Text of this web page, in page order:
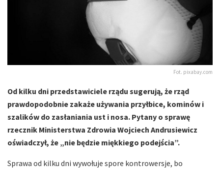
Fot. pixabay.com
Od kilku dni przedstawiciele rządu sugerują, że rząd
prawdopodobnie zakaże używania przyłbice, kominów i
szalików do zasłaniania ust i nosa. Pytany o sprawę
rzecznik Ministerstwa Zdrowia Wojciech Andrusiewicz
oświadczył, że „nie będzie miękkiego podejścia”.
Sprawa od kilku dni wywołuje spore kontrowersje, bo